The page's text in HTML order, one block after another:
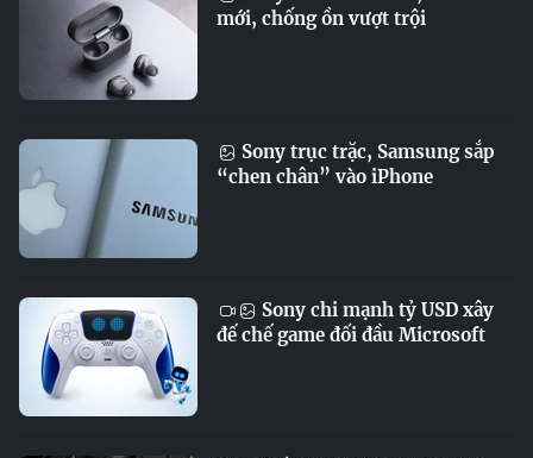
mới, chống ồn vượt trội
Sony trục trặc, Samsung sắp
“chen chân” vào iPhone
Sony chi mạnh tỷ USD xây
đế chế game đối đầu Microsoft